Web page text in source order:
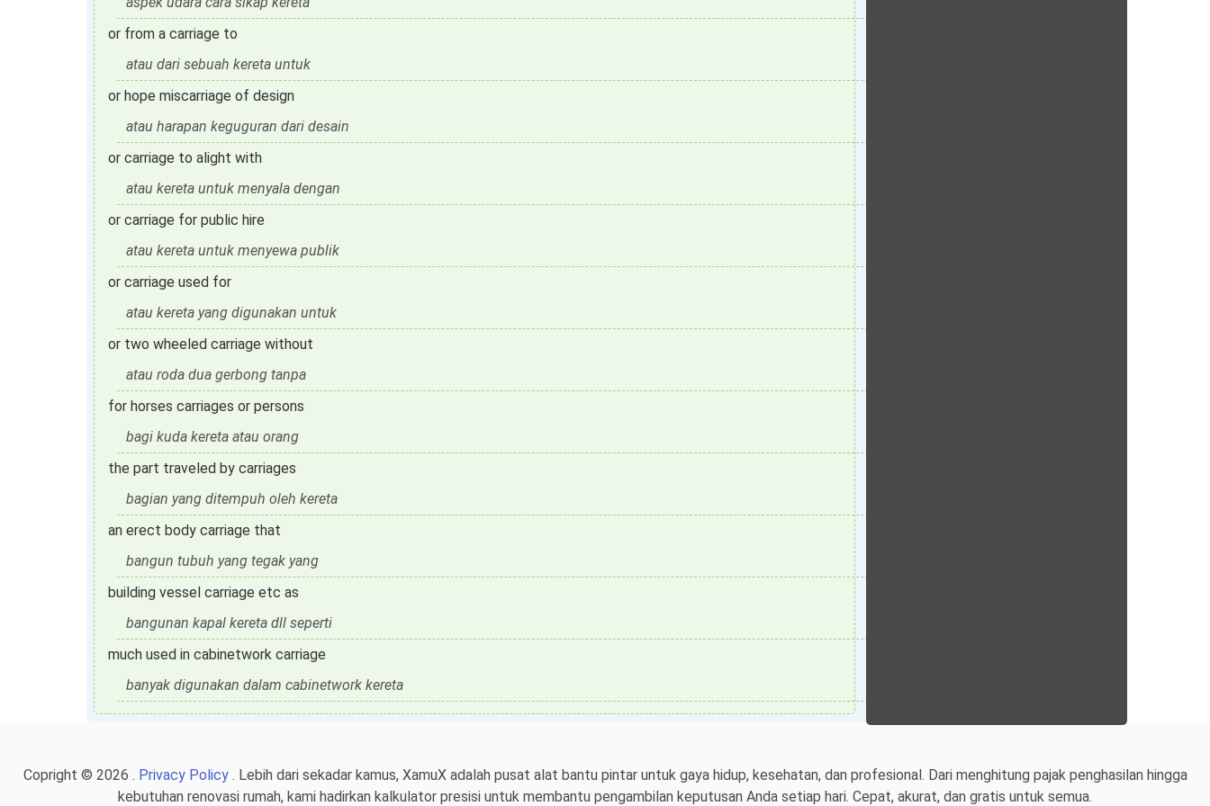
or from a carriage to
atau dari sebuah kereta untuk
or hope miscarriage of design
atau harapan keguguran dari desain
or carriage to alight with
atau kereta untuk menyala dengan
or carriage for public hire
atau kereta untuk menyewa publik
or carriage used for
atau kereta yang digunakan untuk
or two wheeled carriage without
atau roda dua gerbong tanpa
for horses carriages or persons
bagi kuda kereta atau orang
the part traveled by carriages
bagian yang ditempuh oleh kereta
an erect body carriage that
bangun tubuh yang tegak yang
building vessel carriage etc as
bangunan kapal kereta dll seperti
much used in cabinetwork carriage
banyak digunakan dalam cabinetwork kereta
Copright © 2026 . Privacy Policy. Lebih dari sekadar kamus, XamuX adalah pusat alat bantu pintar untuk gaya hidup, kesehatan, dan profesional. Dari menghitung pajak penghasilan hingga
kebutuhan renovasi rumah, kami hadirkan kalkulator presisi untuk membantu pengambilan keputusan Anda setiap hari. Cepat, akurat, dan gratis untuk semua.